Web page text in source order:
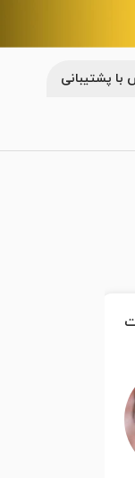
با پشتیبانی
پیرسینگ نگین